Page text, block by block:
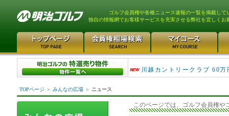
ゴルフ会員権や各種ニュース速報の一覧を掲載して
独自の情報網でお客様サービスを充実させる弊社を宜しくお
津久井湖ゴルフ倶楽部 80万
川越カントリークラブ 60万
TOPページ ＞ みんなの広場 ＞ ニュース
このページでは、ゴルフ会員権や